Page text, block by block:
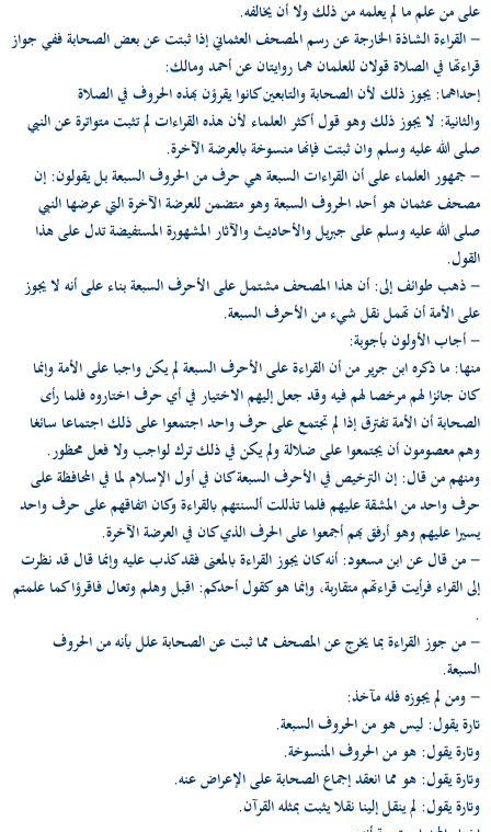
على من علم ما لم يعلمه من ذلك ولا أن يخالفه.
- القراءة الشاذة الخارجة عن رسم المصحف العثماني إذا ثبتت عن بعض الصحابة ففي جواز
قراءتها في الصلاة قولان للعلمان هما روايتان عن أحمد ومالك:
إحداهما: يجوز ذلك لأن الصحابة والتابعين كانوا يقرؤن بهذه الحروف في الصلاة
والثانية: لا يجوز ذلك وهو قول أكثر العلماء لأن هذه القراءات لم تثبت متواترة عن النبي
صلى الله عليه وسلم وان ثبتت فإنها منسوخة بالعرضة الآخرة.
- جمهور العلماء على أن القراءات السبعة هي حرف من الحروف السبعة بل يقولون: إن
مصحف عثمان هو أحد الحروف السبعة وهو متضمن للعرضة الآخرة التي عرضها النبي
صلى الله عليه وسلم على جبريل والأحاديث والآثار المشهورة المستفيضة تدل على هذا
القول.
- ذهب طوائف إلى: أن هذا المصحف مشتمل على الأحرف السبعة بناء على أنه لا يجوز
على الأمة أن تهمل نقل شيء من الأحرف السبعة.
- أجاب الأولون بأجوبة:
منها: ما ذكره ابن جرير من أن القراءة على الأحرف السبعة لم يكن واجبا على الأمة وإنما
كان جائزا لهم مرخصا لهم فيه وقد جعل إليهم الاختيار في أي حرف اختاروه فلما رأى
الصحابة أن الأمة تفترق إذا لم تجتمع على حرف واحد اجتمعوا على ذلك اجتماعا سائغا
وهم معصومون أن يجتمعوا على ضلالة ولم يكن في ذلك ترك لواجب ولا فعل محظور.
ومنهم من قال: إن الترخيص في الأحرف السبعة كان في أول الإسلام لما في المحافظة على
حرف واحد من المشقة عليهم فلما تذللت ألسنتهم بالقراءة وكان اتفاقهم على حرف واحد
يسيرا عليهم وهو أرفق بهم أجمعوا على الحرف الذي كان في العرضة الآخرة.
- من قال عن ابن مسعود: أنه كان يجوز القراءة بالمعنى فقد كذب عليه وإنما قال قد نظرت
إلى القراء فرأيت قراءتهم متقاربة، وإنما هو كقول أحدكم: اقبل وهلم وتعال فاقرؤا كما علمتم
.
- من جوز القراءة بما يخرج عن المصحف مما ثبت عن الصحابة علل بأنه من الحروف
السبعة.
- ومن لم يجوزه فله مآخذ:
تارة يقول: ليس هو من الحروف السبعة.
وتارة يقول: هو من الحروف المنسوخة.
وتارة يقول: هو مما انعقد إجماع الصحابة على الإعراض عنه.
وتارة يقول: لم ينقل إلينا نقلا يثبت بمثله القرآن.